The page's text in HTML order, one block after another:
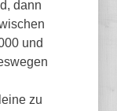
dann
und
zu